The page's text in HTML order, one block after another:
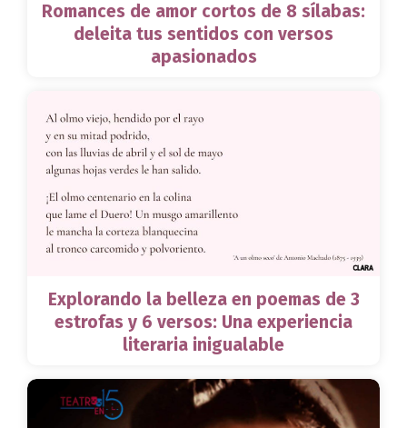
Romances de amor cortos de 8 sílabas:
deleita tus sentidos con versos
apasionados
Explorando la belleza en poemas de 3
estrofas y 6 versos: Una experiencia
literaria inigualable